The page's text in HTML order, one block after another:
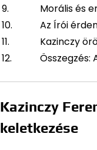
9.
Morális és
10.
Az Írói
11.
Kazinczy
12.
Összegzés:
Kazinczy
keletkezése